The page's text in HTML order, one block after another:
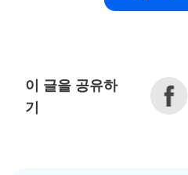
이 글을 공유하
기